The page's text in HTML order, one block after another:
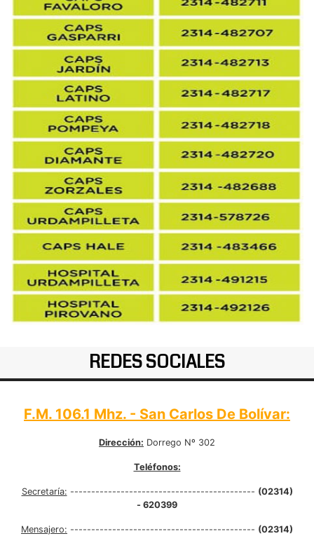
REDES SOCIALES
F.M. 106.1 Mhz. - San Carlos De Bolívar:
Dirección: Dorrego Nº 302
Teléfonos:
Secretaría: -------------------------------------------- (02314)
- 620399
Mensajero: -------------------------------------------- (02314)